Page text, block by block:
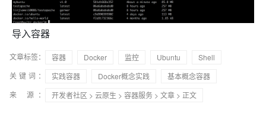
导入容器
文章标签： 容器 Docker 监控 Ubuntu
Shell
关键词：
实践容器 Docker概念实践
基本概念容器
来 源：
开发者社区 > 云原生 > 容器服务 > 文章 > 正文